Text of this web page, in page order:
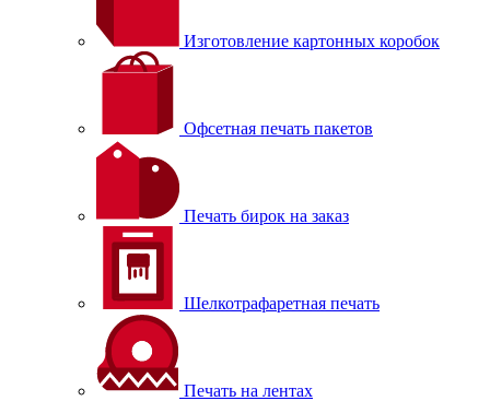
Изготовление картонных коробок
Офсетная печать пакетов
Печать бирок на заказ
Шелкотрафаретная печать
Печать на лентах